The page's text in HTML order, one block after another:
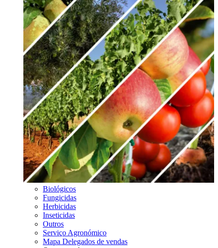
Biológicos
Fungicidas
Herbicidas
Inseticidas
Outros
Serviço Agronómico
Mapa Delegados de vendas